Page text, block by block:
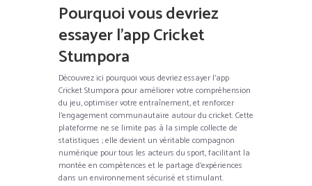
Pourquoi vous devriez
essayer l’app Cricket
Stumpora
Découvrez ici pourquoi vous devriez essayer l’app
Cricket Stumpora pour améliorer votre compréhension
du jeu, optimiser votre entraînement, et renforcer
l’engagement communautaire autour du cricket. Cette
plateforme ne se limite pas à la simple collecte de
statistiques ; elle devient un véritable compagnon
numérique pour tous les acteurs du sport, facilitant la
montée en compétences et le partage d’expériences
dans un environnement sécurisé et stimulant.